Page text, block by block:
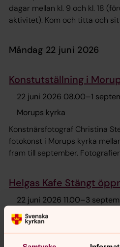
dagar mellan kl. 9 och kl. 18
aktivitet). Kom och titta och
måndag 22 juni 2026
Konstutställning i
22 juni 2026 08.00–1
Morups kyrka
Konstnärsfotograf Christina
fotokonst i Morups kyrka
fram till september.
från Hallands natur.
Helgas Kafe Stängt
22 juni 2026 11.00–3
Heliga Trefaldighetskyrkan,